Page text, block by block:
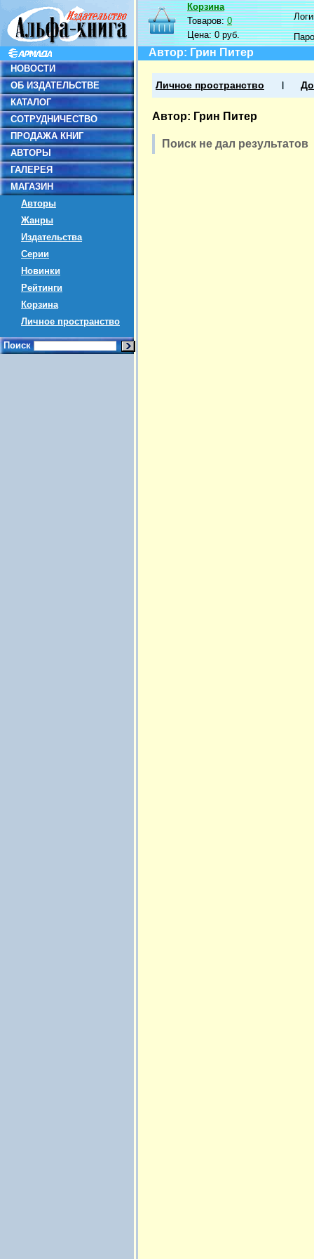
НОВОСТИ
ОБ ИЗДАТЕЛЬСТВЕ
КАТАЛОГ
СОТРУДНИЧЕСТВО
ПРОДАЖА КНИГ
АВТОРЫ
ГАЛЕРЕЯ
МАГАЗИН
Авторы
Жанры
Издательства
Серии
Новинки
Рейтинги
Корзина
Личное пространство
Поиск
Корзина
Товаров:0
Цена:0 руб.
Автор: Грин Питер
Личное пространство
Автор: Грин Питер
Поиск не дал результатов